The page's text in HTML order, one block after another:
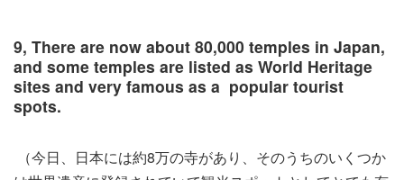
9, There are now about 80,000 temples in Japan,
and some temples are listed as World Heritage
sites and very famous as a popular tourist
spots.
（今日、日本には約8万の寺があり、そのうちのいくつか